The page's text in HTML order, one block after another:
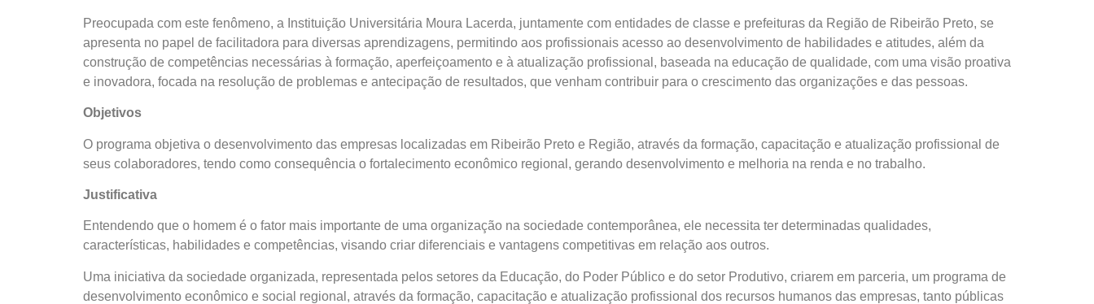
Preocupada com este fenômeno, a Instituição Universitária Moura Lacerda, juntamente com entidades de classe e prefeituras da Região de Ribeirão Preto, se
apresenta no papel de facilitadora para diversas aprendizagens, permitindo aos profissionais acesso ao desenvolvimento de habilidades e atitudes, além da
construção de competências necessárias à formação, aperfeiçoamento e à atualização profissional, baseada na educação de qualidade, com uma visão proativa
e inovadora, focada na resolução de problemas e antecipação de resultados, que venham contribuir para o crescimento das organizações e das pessoas.
Objetivos
O programa objetiva o desenvolvimento das empresas localizadas em Ribeirão Preto e Região, através da formação, capacitação e atualização profissional de
seus colaboradores, tendo como consequência o fortalecimento econômico regional, gerando desenvolvimento e melhoria na renda e no trabalho.
Justificativa
Entendendo que o homem é o fator mais importante de uma organização na sociedade contemporânea, ele necessita ter determinadas qualidades,
características, habilidades e competências, visando criar diferenciais e vantagens competitivas em relação aos outros.
Uma iniciativa da sociedade organizada, representada pelos setores da Educação, do Poder Público e do setor Produtivo, criarem em parceria, um programa de
desenvolvimento econômico e social regional, através da formação, capacitação e atualização profissional dos recursos humanos das empresas, tanto públicas